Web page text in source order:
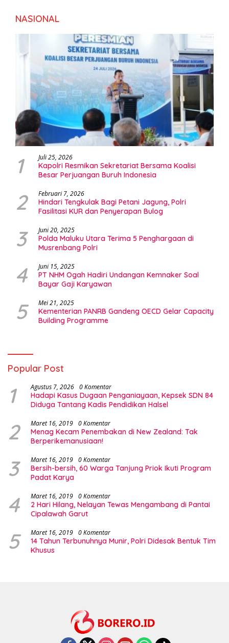
NASIONAL
1 Juli 25, 2026
Kapolri Resmikan Sekretariat Bersama Koalisi
Besar Perjuangan Buruh Indonesia
2 Februari 7, 2026
Hindari Tengkulak Bagi Petani Jagung, Polri
Fasilitasi KUR dan Penyerapan Bulog
3 Juni 20, 2025
Polda Maluku Utara Terima 5 Penghargaan di
Musrenbang Polri
4 Juni 15, 2025
PT NHM Ogah Hadiri Undangan Kemnaker Soal
Bayar Gaji Karyawan
5 Mei 21, 2025
Kementerian PANRB Gandeng OECD Gelar Capacity
Building Programme
Popular Post
1 Agustus 7, 2026 0 Komentar
Hadapi Kasus Dugaan Penganiayaan, Kepsek SDN 84
Diduga Tantang Kadis Pendidikan Halsel
2 Maret 16, 2019 0 Komentar
Menag Kecam Penembakan di New Zealand: Tak
Berperikemanusiaan!
3 Maret 16, 2019 0 Komentar
Bersih-bersih, 60 Warga Tanjung Priok Ikuti Program
Padat Karya
4 Maret 16, 2019 0 Komentar
2 Hari Hilang, Nelayan Tewas Mengambang di Pantai
Cipalawah Garut
5 Maret 16, 2019 0 Komentar
14 Tahun Terbunuhnya Munir, Polri Didesak Bentuk Tim
Khusus